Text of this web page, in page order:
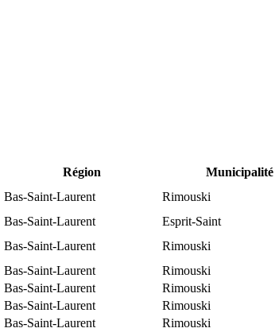
Région Municipalité
Bas-Saint-Laurent
Rimouski
Bas-Saint-Laurent
Esprit-Saint
Bas-Saint-Laurent
Rimouski
Bas-Saint-Laurent
Rimouski
Bas-Saint-Laurent
Rimouski
Bas-Saint-Laurent
Rimouski
Bas-Saint-Laurent
Rimouski